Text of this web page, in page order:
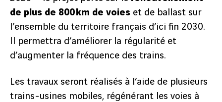
de plus de 800 km de voies et de ballast sur
l’ensemble du territoire français d’ici fin 2030.
Il permettra d’améliorer la régularité et
d’augmenter la fréquence des trains.
Les travaux seront réalisés à l’aide de plusieurs
trains-usines mobiles, régénérant les voies à